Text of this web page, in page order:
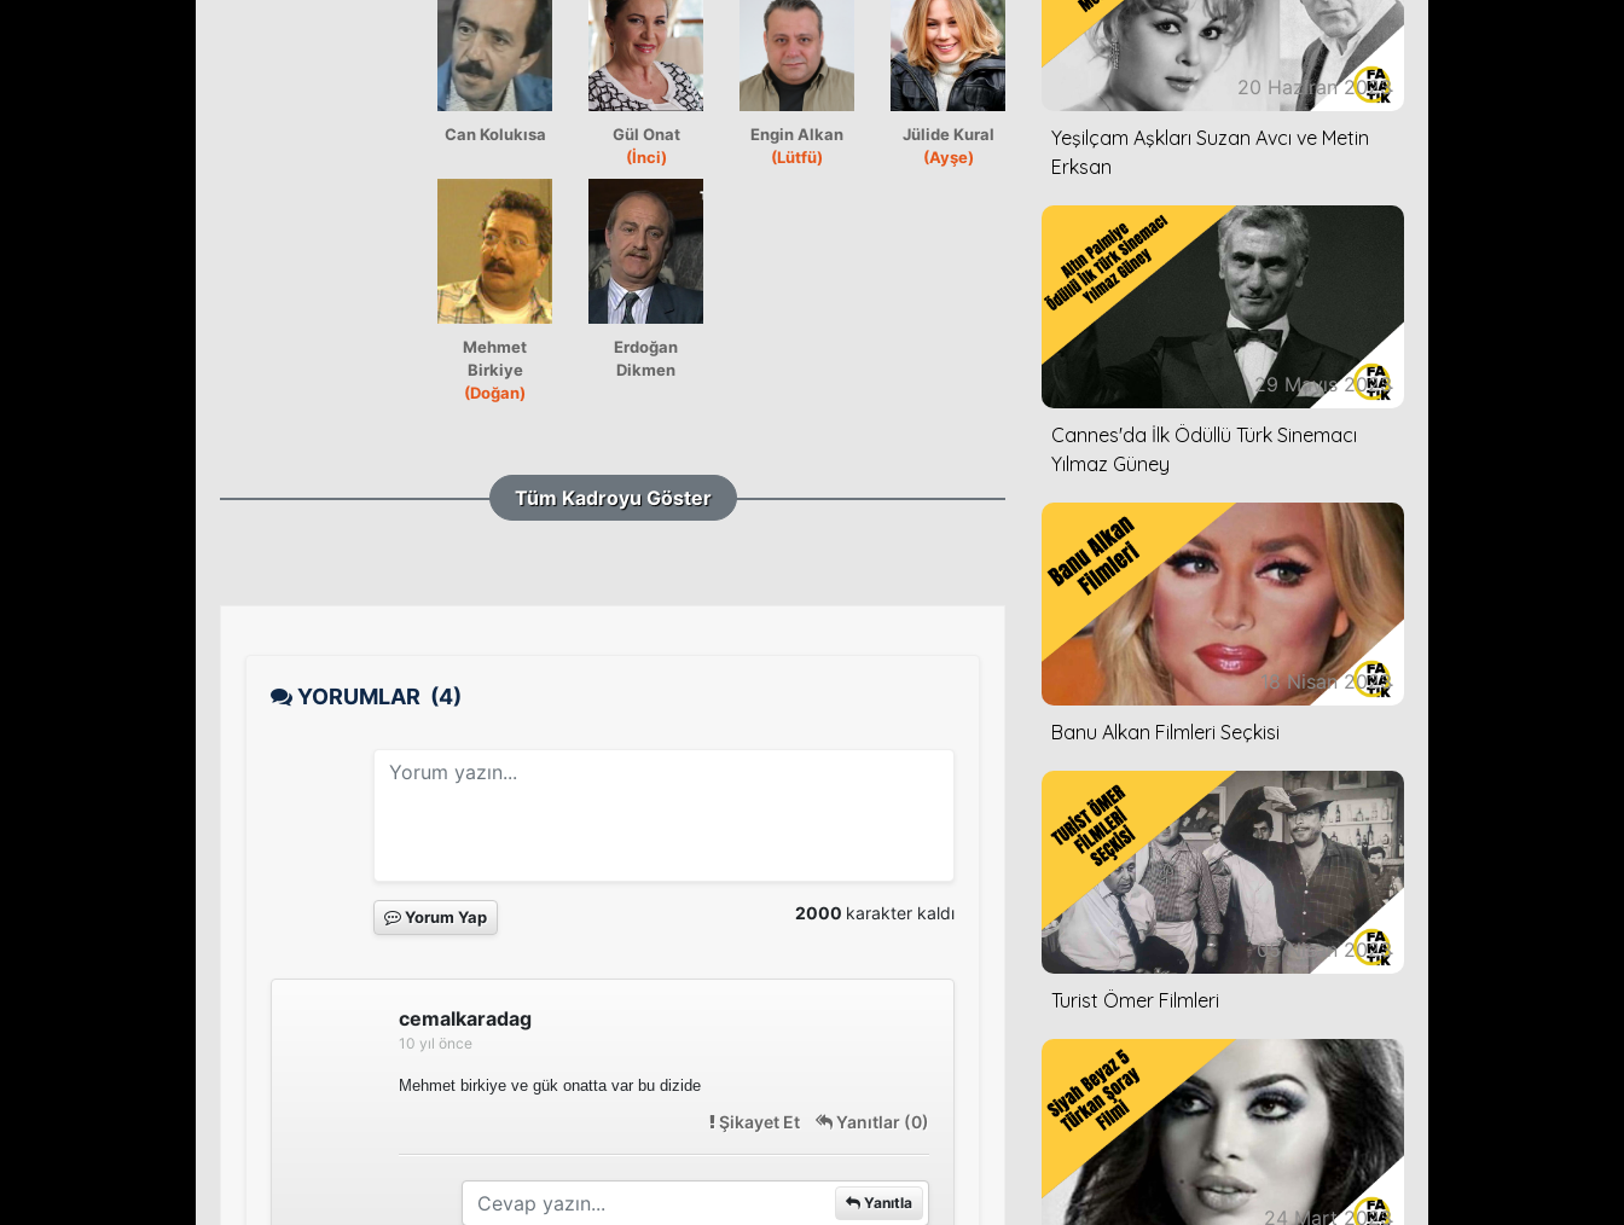
Can Kolukısa
Gül Onat
(İnci)
Engin Alkan
(Lütfü)
Jülide Kural
(Ayşe)
Mehmet
Birkiye
(Doğan)
Erdoğan
Dikmen
Tüm Kadroyu Göster
YORUMLAR (4)
Yorum Yap 2000 karakter kaldı
cemalkaradag
10 yıl önce
Mehmet birkiye ve gük onatta var bu dizide
Şikayet Et Yanıtlar (0)
Yanıtla
20 Haziran 2023
Yeşilçam Aşkları Suzan Avcı ve Metin
Erksan
29 Mayıs 2023
Cannes'da İlk Ödüllü Türk Sinemacı
Yılmaz Güney
18 Nisan 2023
Banu Alkan Filmleri Seçkisi
05 Nisan 2023
Turist Ömer Filmleri
24 Mart 2023